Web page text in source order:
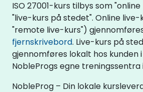
ISO 27001-kurs tilbys som
"live-kurs på stedet". Online
"remote live-kurs")
fjernskrivebord. Live-kurs på
gjennomføres lokalt hos kunden
NobleProgs egne treningssentra
NobleProg – Din lokale